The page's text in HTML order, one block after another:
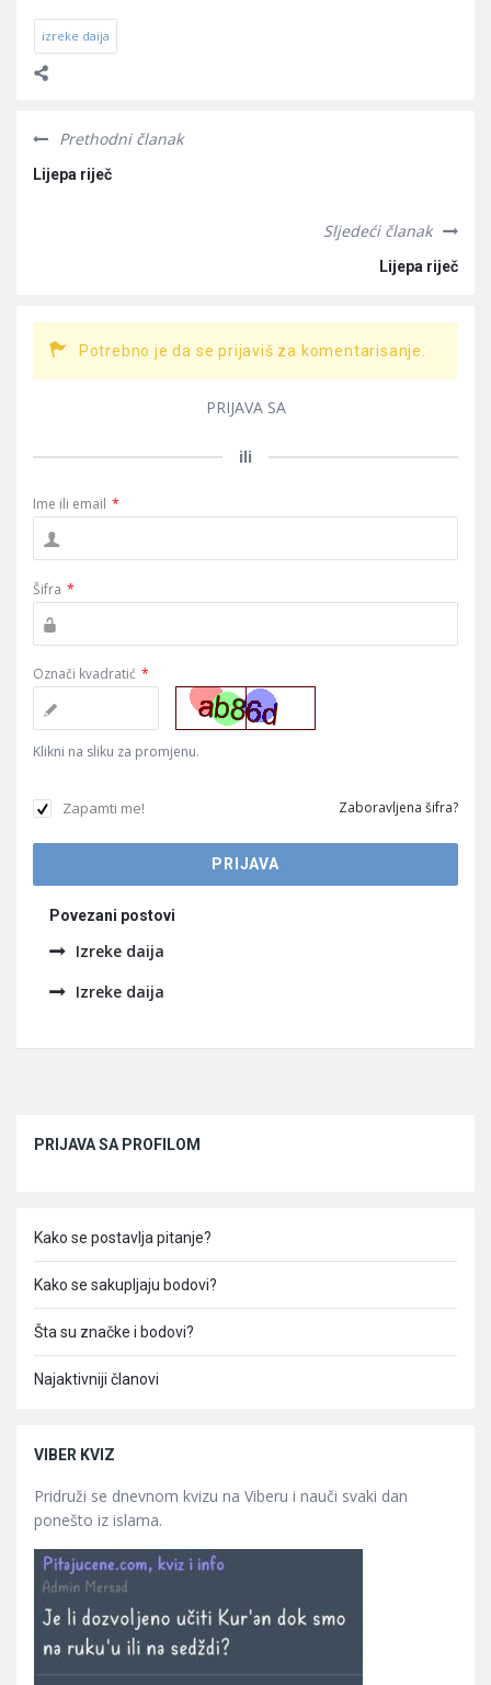
izreke daija
Prethodni članak
Lijepa riječ
Sljedeći članak
Lijepa riječ
Potrebno je da se prijaviš za komentarisanje.
PRIJAVA SA
ili
Ime ili email *
Šifra *
Označi kvadratić *
Klikni na sliku za promjenu.
Zapamti me! Zaboravljena šifra?
Povezani postovi
Izreke daija
Izreke daija
PRIJAVA SA PROFILOM
Kako se postavlja pitanje?
Kako se sakupljaju bodovi?
Šta su značke i bodovi?
Najaktivniji članovi
VIBER KVIZ
Pridruži se dnevnom kvizu na Viberu i nauči svaki dan
ponešto iz islama.